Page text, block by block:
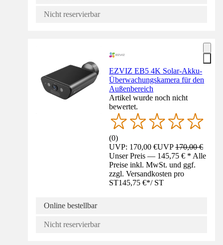
Nicht reservierbar
EZVIZ EB5 4K Solar-Akku-
Überwachungskamera für den
Außenbereich
Artikel wurde noch nicht
bewertet.
(0)
UVP: 170,00 €UVP170,00 €
Unser Preis — 145,75 € * Alle
Preise inkl. MwSt. und ggf.
zzgl. Versandkosten pro
ST145,75 €*/ ST
Online bestellbar
Nicht reservierbar